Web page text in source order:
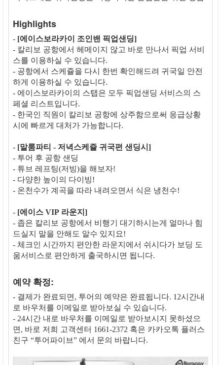
Highlights
- [에이스보라카이 조인밴 픽업샌딩]
- 칼리보 공항에서 헤메이지 않고 바로 만나서 픽업 서비
스를 이용하실 수 있습니다.
- 공항에서 스케쥴을 다시 한번 확인해드려 귀국일 안전
하게 이용하실 수 있습니다.
- 에이스보라카이의 스탭은 모두 픽업샌딩 서비스의 스
페셜 리스트입니다.
- 한국인 직원이 칼리보 공항에 상주함으로써 응급상황
시에 빠르게 대처가 가능합니다.
- [말룸파티 - 저녁스케쥴 귀국편 샌딩시]
- 투어 후 공항 샌딩
- 튜브 레프팅(저빙)을 해보자!
- 다양한 높이의 다이빙!
- 온천수가 계곡을 따라 내려오면서 식은 냉천수!
- [에이스 VIP 라운지]
- 좁은 칼리보 공항에서 비행기 대기하시는게 얼마나 힘
드실지 말을 안해도 알수 있지요!
- 체크인 시간까지 편안한 라운지에서 쉬시다가 보딩 도
움서비스로 편안하게 출국하시면 됩니다.
예약 확정:
- 결제가 완료되면, 투어의 예약은 완료됩니다. 12시간내
로 바우처를 이메일로 받아보실 수 있습니다.
- 24시간 내로 바우처를 이메일로 받아보시지 못하셨으
면, 바로 저희 고객센터 1661-2372 혹은 카카오톡 플러스
친구 “투어파이브” 에서 문의 바랍니다.